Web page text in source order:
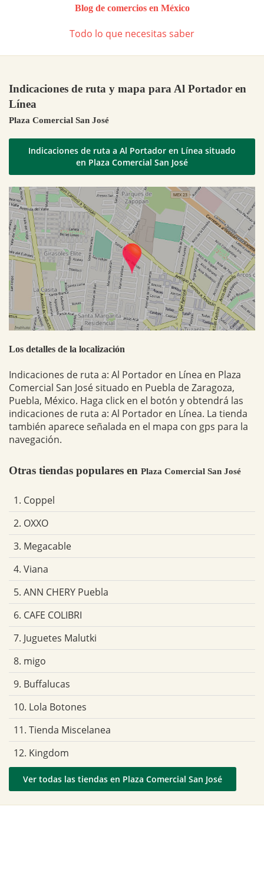
Blog de comercios en México
Todo lo que necesitas saber
Indicaciones de ruta y mapa para Al Portador en
Línea
Plaza Comercial San José
Indicaciones de ruta a Al Portador en Línea situado
en Plaza Comercial San José
Los detalles de la localización
Indicaciones de ruta a: Al Portador en Línea en Plaza
Comercial San José situado en Puebla de Zaragoza,
Puebla, México. Haga click en el botón y obtendrá las
indicaciones de ruta a: Al Portador en Línea. La tienda
también aparece señalada en el mapa con gps para la
navegación.
Otras tiendas populares en Plaza Comercial San José
1. Coppel
2. OXXO
3. Megacable
4. Viana
5. ANN CHERY Puebla
6. CAFE COLIBRI
7. Juguetes Malutki
8. migo
9. Buffalucas
10. Lola Botones
11. Tienda Miscelanea
12. Kingdom
Ver todas las tiendas en Plaza Comercial San José